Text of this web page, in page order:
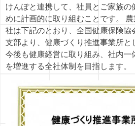
けんぽと連携して、社員とご家族の
めに計画的に取り組むことです。
社は下記のとおり、全国健康保険協
支部より、健康づくり推進事業所と
今後も健康経営に取り組み、社内一
を増進する全社体制を目指します。